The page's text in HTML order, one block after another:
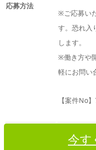
応募方法
※ご応募い
す。恐れ入
します。
※働き方や
軽にお問い
【案件No
今す